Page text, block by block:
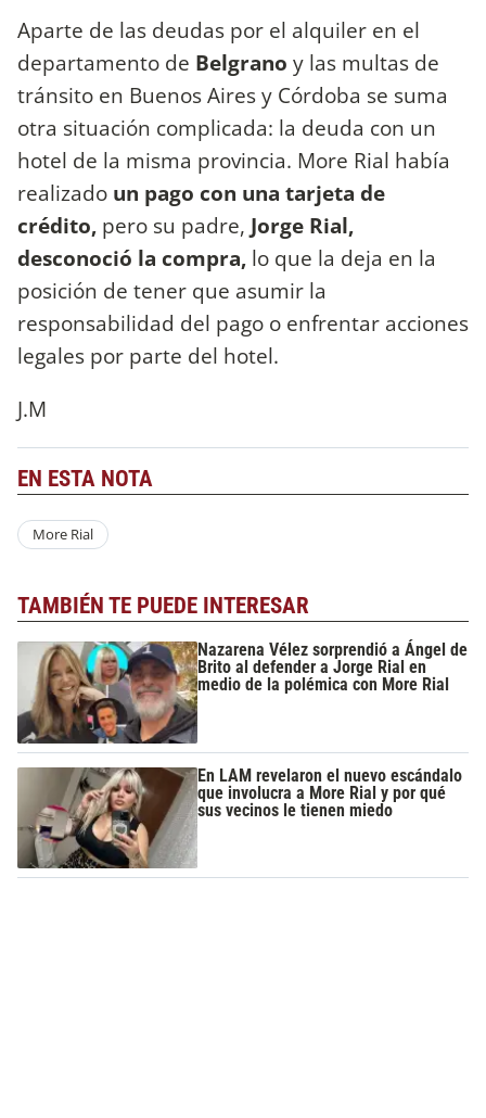
Aparte de las deudas por el alquiler en el
departamento de Belgrano y las multas de
tránsito en Buenos Aires y Córdoba se suma
otra situación complicada: la deuda con un
hotel de la misma provincia. More Rial había
realizado un pago con una tarjeta de
crédito, pero su padre, Jorge Rial,
desconoció la compra, lo que la deja en la
posición de tener que asumir la
responsabilidad del pago o enfrentar acciones
legales por parte del hotel.
J.M
EN ESTA NOTA
More Rial
TAMBIÉN TE PUEDE INTERESAR
Nazarena Vélez sorprendió a Ángel de
Brito al defender a Jorge Rial en
medio de la polémica con More Rial
En LAM revelaron el nuevo escándalo
que involucra a More Rial y por qué
sus vecinos le tienen miedo